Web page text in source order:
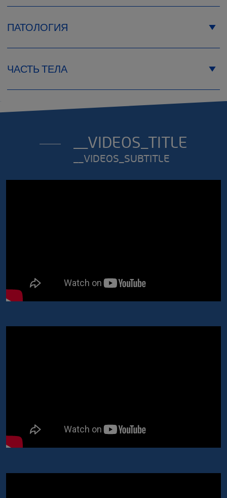
Таблица размеров
ПАТОЛОГИЯ
ЧАСТЬ ТЕЛА
__VIDEOS_TITLE
__VIDEOS_SUBTITLE